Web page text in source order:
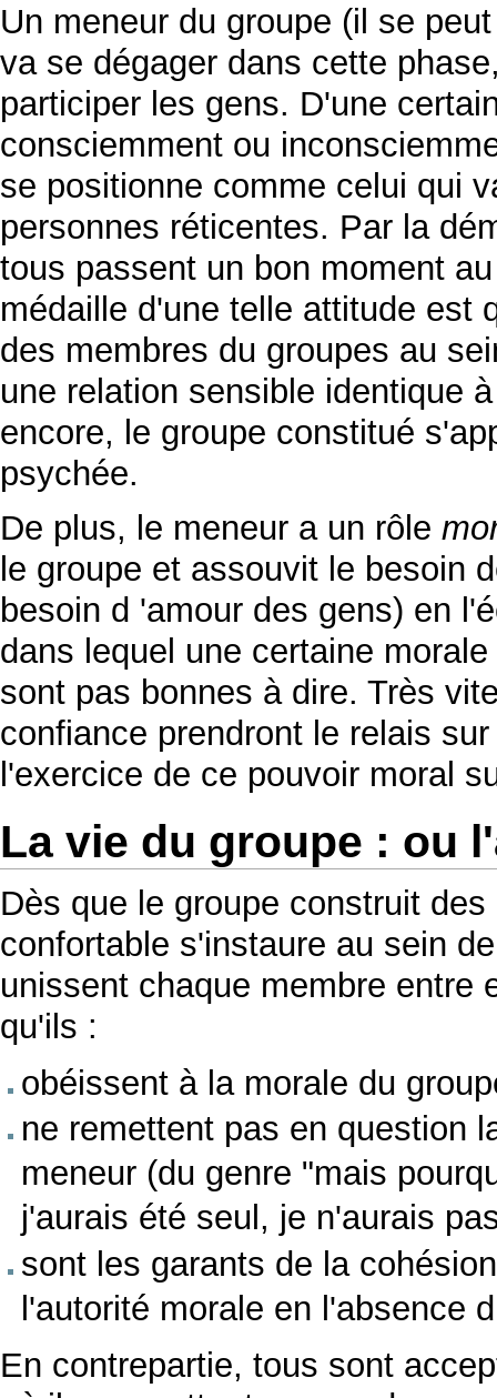
Un meneur du groupe (il se
va se dégager dans cette
participer les gens. D'une
consciemment ou
se positionne comme celui qui
personnes réticentes. Par la
tous passent un bon moment
médaille d'une telle attitude est
des membres du groupes au
une relation sensible identique
encore, le groupe constitué
psychée.
De plus, le meneur a un rôle
le groupe et assouvit le besoin
besoin d 'amour des gens) en
dans lequel une certaine
sont pas bonnes à dire. Très
confiance prendront le relais
l'exercice de ce pouvoir moral
La vie du groupe : ou
Dès que le groupe construit
confortable s'instaure au sein
unissent chaque membre entre
qu'ils :
obéissent à la morale du
ne remettent pas en question
meneur (du genre "mais
j'aurais été seul, je n'aurais
sont les garants de la
l'autorité morale en l'absence
En contrepartie, tous sont